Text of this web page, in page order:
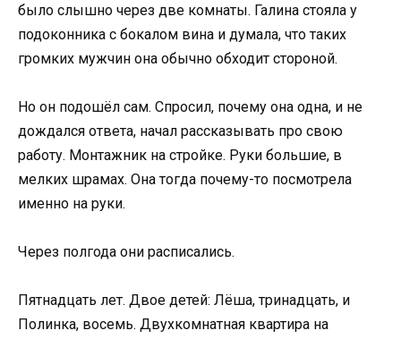
было слышно через две комнаты. Галина стояла у
подоконника с бокалом вина и думала, что таких
громких мужчин она обычно обходит стороной.
Но он подошёл сам. Спросил, почему она одна, и не
дождался ответа, начал рассказывать про свою
работу. Монтажник на стройке. Руки большие, в
мелких шрамах. Она тогда почему-то посмотрела
именно на руки.
Через полгода они расписались.
Пятнадцать лет. Двое детей: Лёша, тринадцать, и
Полинка, восемь. Двухкомнатная квартира на